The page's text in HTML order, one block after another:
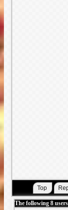
The following 8